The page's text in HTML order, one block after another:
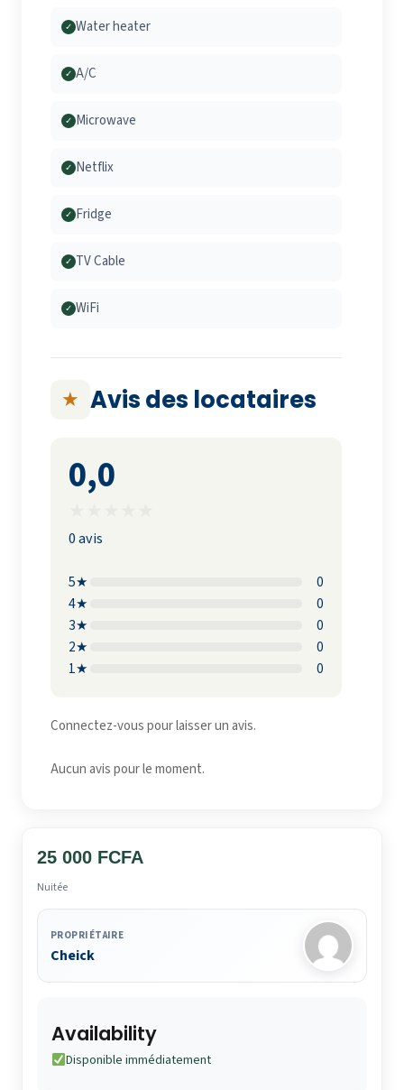
✓ Water heater
✓ A/C
✓ Microwave
✓ Netflix
✓ Fridge
✓ TV Cable
✓ WiFi
★ Avis des locataires
0,0
0 avis
5★
0
4★
0
3★
0
2★
0
1★
0
Connectez-vous pour laisser un avis.
Aucun avis pour le moment.
25 000 FCFA
Nuitée
PROPRIÉTAIRE
Cheick
Availability
Disponible immédiatement